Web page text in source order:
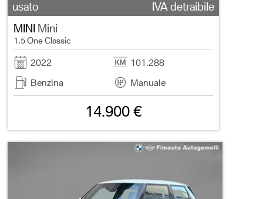
usato
IVA detraibile
MINI
Mini
1.5 One Classic
2022
101.288
Benzina
Manuale
14.900 €